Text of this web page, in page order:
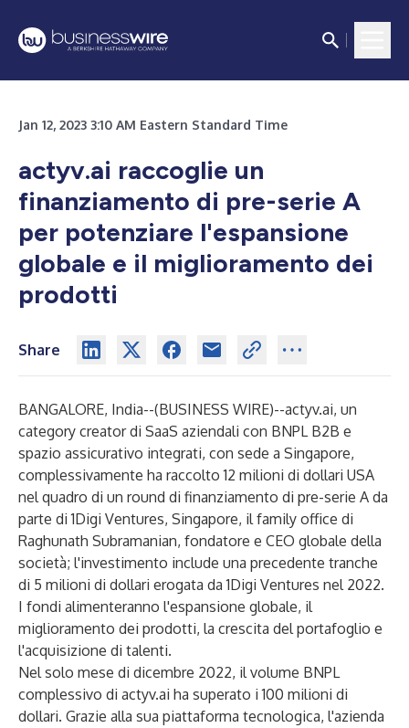
Jan 12, 2023 3:10 AM Eastern Standard Time
actyv.ai raccoglie un
finanziamento di pre-serie A
per potenziare l'espansione
globale e il miglioramento dei
prodotti
Share
BANGALORE, India--(BUSINESS WIRE)--actyv.ai, un
category creator di SaaS aziendali con BNPL B2B e
spazio assicurativo integrati, con sede a Singapore,
complessivamente ha raccolto 12 milioni di dollari USA
nel quadro di un round di finanziamento di pre-serie A da
parte di 1Digi Ventures, Singapore, il family office di
Raghunath Subramanian, fondatore e CEO globale della
società; l'investimento include una precedente tranche
di 5 milioni di dollari erogata da 1Digi Ventures nel 2022.
I fondi alimenteranno l'espansione globale, il
miglioramento dei prodotti, la crescita del portafoglio e
l'acquisizione di talenti.
Nel solo mese di dicembre 2022, il volume BNPL
complessivo di actyv.ai ha superato i 100 milioni di
dollari. Grazie alla sua piattaforma tecnologica, l'azienda